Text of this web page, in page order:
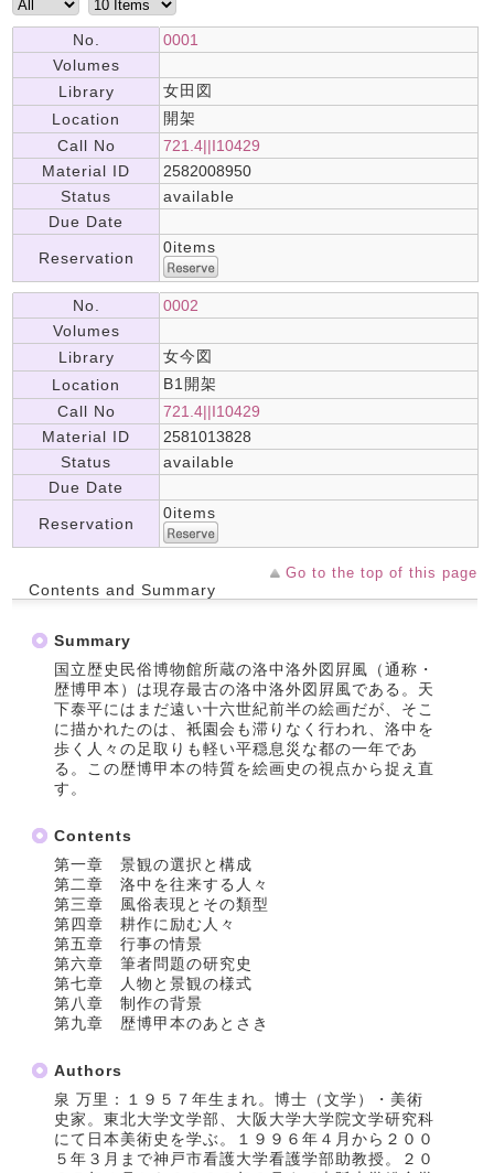
No.
0001
Volumes
Library
女田図
Location
開架
Call No
721.4||I10429
Material ID
2582008950
Status
available
Due Date
Reservation
0items
No.
0002
Volumes
Library
女今図
Location
B1開架
Call No
721.4||I10429
Material ID
2581013828
Status
available
Due Date
Reservation
0items
Go to the top of this page
Contents and Summary
Summary
国立歴史民俗博物館所蔵の洛中洛外図屛風（通称・
歴博甲本）は現存最古の洛中洛外図屛風である。天
下泰平にはまだ遠い十六世紀前半の絵画だが、そこ
に描かれたのは、衹園会も滞りなく行われ、洛中を
歩く人々の足取りも軽い平穏息災な都の一年であ
る。この歴博甲本の特質を絵画史の視点から捉え直
す。
Contents
第一章 景観の選択と構成
第二章 洛中を往来する人々
第三章 風俗表現とその類型
第四章 耕作に励む人々
第五章 行事の情景
第六章 筆者問題の研究史
第七章 人物と景観の様式
第八章 制作の背景
第九章 歴博甲本のあとさき
Authors
泉 万里：１９５７年生まれ。博士（文学）・美術
史家。東北大学文学部、大阪大学大学院文学研究科
にて日本美術史を学ぶ。１９９６年４月から２００
５年３月まで神戸市看護大学看護学部助教授。２０